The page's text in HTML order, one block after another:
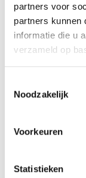
partners voor
partners kunnen
informatie die u
verzameld op
Noodzakelijk
Voorkeuren
Statistieken
SWEET TACHI